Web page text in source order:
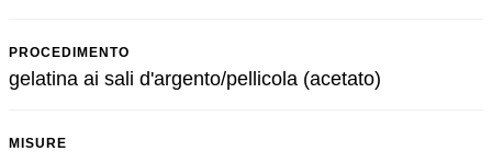
PROCEDIMENTO
gelatina ai sali d'argento/pellicola (acetato)
MISURE